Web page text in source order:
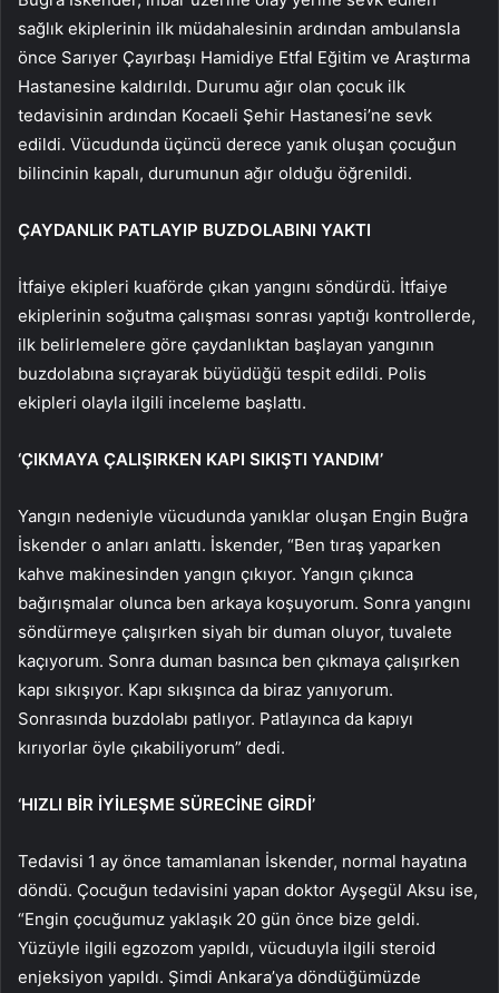
sağlık ekiplerinin ilk müdahalesinin ardından ambulansla
önce Sarıyer Çayırbaşı Hamidiye Etfal Eğitim ve Araştırma
Hastanesine kaldırıldı. Durumu ağır olan çocuk ilk
tedavisinin ardından Kocaeli Şehir Hastanesi’ne sevk
edildi. Vücudunda üçüncü derece yanık oluşan çocuğun
bilincinin kapalı, durumunun ağır olduğu öğrenildi.
ÇAYDANLIK PATLAYIP BUZDOLABINI YAKTI
İtfaiye ekipleri kuaförde çıkan yangını söndürdü. İtfaiye
ekiplerinin soğutma çalışması sonrası yaptığı kontrollerde,
ilk belirlemelere göre çaydanlıktan başlayan yangının
buzdolabına sıçrayarak büyüdüğü tespit edildi. Polis
ekipleri olayla ilgili inceleme başlattı.
‘ÇIKMAYA ÇALIŞIRKEN KAPI SIKIŞTI YANDIM’
Yangın nedeniyle vücudunda yanıklar oluşan Engin Buğra
İskender o anları anlattı. İskender, “Ben tıraş yaparken
kahve makinesinden yangın çıkıyor. Yangın çıkınca
bağırışmalar olunca ben arkaya koşuyorum. Sonra yangını
söndürmeye çalışırken siyah bir duman oluyor, tuvalete
kaçıyorum. Sonra duman basınca ben çıkmaya çalışırken
kapı sıkışıyor. Kapı sıkışınca da biraz yanıyorum.
Sonrasında buzdolabı patlıyor. Patlayınca da kapıyı
kırıyorlar öyle çıkabiliyorum” dedi.
‘HIZLI BİR İYİLEŞME SÜRECİNE GİRDİ’
Tedavisi 1 ay önce tamamlanan İskender, normal hayatına
döndü. Çocuğun tedavisini yapan doktor Ayşegül Aksu ise,
“Engin çocuğumuz yaklaşık 20 gün önce bize geldi.
Yüzüyle ilgili egzozom yapıldı, vücuduyla ilgili steroid
enjeksiyon yapıldı. Şimdi Ankara’ya döndüğümüzde